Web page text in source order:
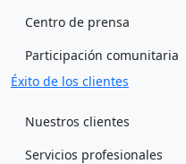
Centro de prensa
Participación comunitaria
Éxito de los clientes
Nuestros clientes
Servicios profesionales